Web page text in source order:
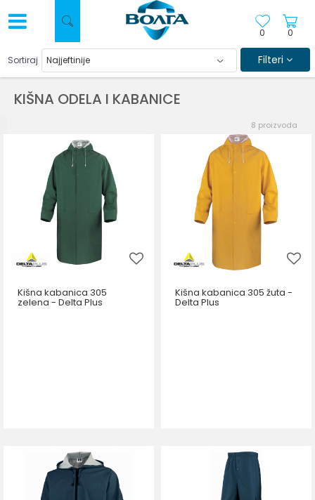
0
0
KIŠNA ODELA I KABANICE
Sortiraj Filteri
8 proizvoda
Kišna kabanica 305
zelena - Delta Plus
Kišna kabanica 305 žuta -
Delta Plus